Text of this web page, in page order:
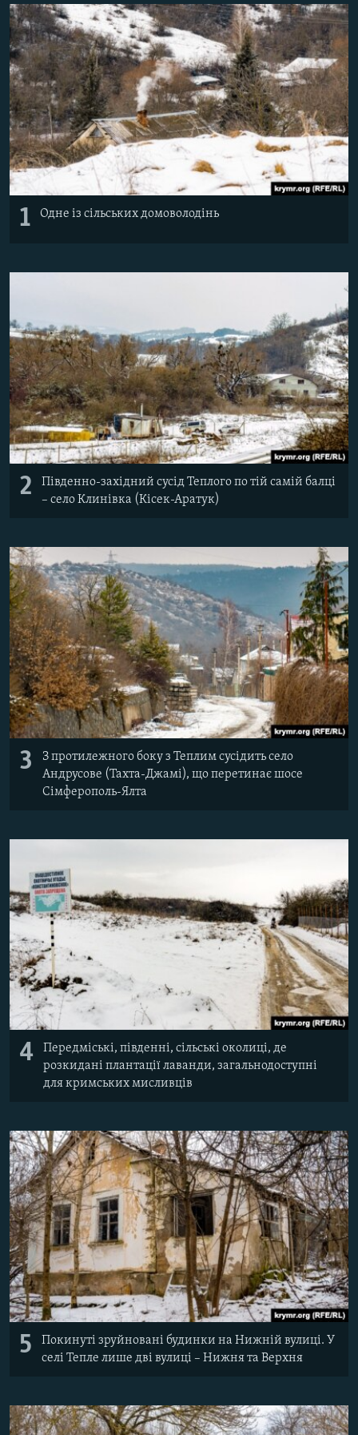
ВІДЕОУРОКИ «ELIFBE»
СВІДЧЕННЯ ОКУПАЦІЇ
УКРАЇНСЬКА ПРОБЛЕМА КРИМУ
ІНФОГРАФІКА
Русский
Qırımtatar
ДОЛУЧАЙСЯ!
Усі сайти RFE/RL
1 Одне із сільських домоволодінь
2
Південно-західний сусід Теплого по тій самій балці
– село Клинівка (Кісек-Аратук)
3
З протилежного боку з Теплим сусідить село
Андрусове (Тахта-Джамі), що перетинає шосе
Сімферополь-Ялта
4
Передміські, південні, сільські околиці, де
розкидані плантації лаванди, загальнодоступні
для кримських мисливців
5
Покинуті зруйновані будинки на Нижній вулиці. У
селі Тепле лише дві вулиці – Нижня та Верхня